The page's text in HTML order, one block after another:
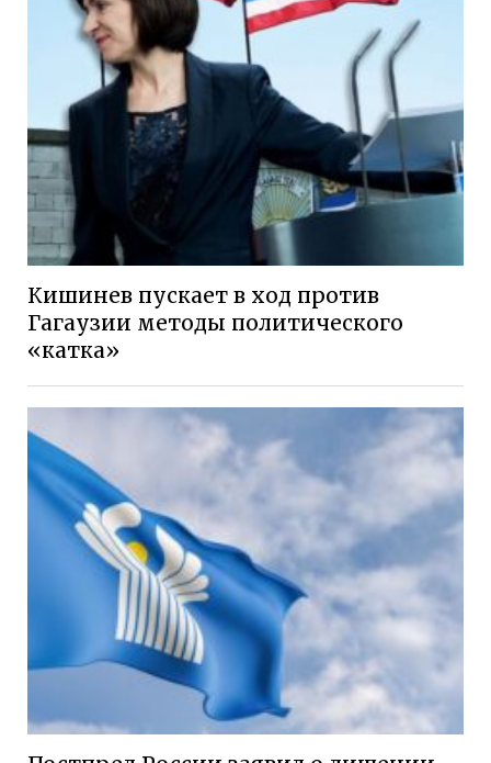
Кишинев пускает в ход против
Гагаузии методы политического
«катка»